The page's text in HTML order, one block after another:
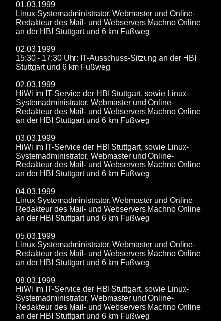
01.03.1999
Linux-Systemadministrator, Webmaster und Online-
Redakteur des Mail- und Webservers Machno Online
an der HBI Stuttgart und 6 km Fußweg
02.03.1999
15:30 - 17:30 Uhr: IT-Ausschuss-Sitzung an der HBI
Stuttgart und 6 km Fußweg
02.03.1999
HiWi im IT-Service der HBI Stuttgart, sowie Linux-
Systemadministrator, Webmaster und Online-
Redakteur des Mail- und Webservers Machno Online
an der HBI Stuttgart und 6 km Fußweg
03.03.1999
HiWi im IT-Service der HBI Stuttgart, sowie Linux-
Systemadministrator, Webmaster und Online-
Redakteur des Mail- und Webservers Machno Online
an der HBI Stuttgart und 6 km Fußweg
04.03.1999
Linux-Systemadministrator, Webmaster und Online-
Redakteur des Mail- und Webservers Machno Online
an der HBI Stuttgart und 6 km Fußweg
05.03.1999
Linux-Systemadministrator, Webmaster und Online-
Redakteur des Mail- und Webservers Machno Online
an der HBI Stuttgart und 6 km Fußweg
08.03.1999
HiWi im IT-Service der HBI Stuttgart, sowie Linux-
Systemadministrator, Webmaster und Online-
Redakteur des Mail- und Webservers Machno Online
an der HBI Stuttgart und 6 km Fußweg